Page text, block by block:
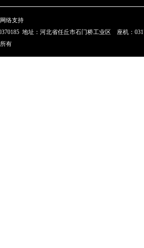
络支持
地址：河北省任丘市石门桥工业区 座机：
所有